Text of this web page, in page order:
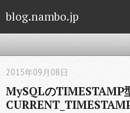
blog.nambo.jp
MySQLの
2015年09月08日